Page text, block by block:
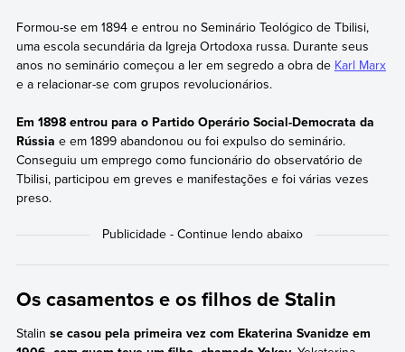
Formou-se em 1894 e entrou no Seminário Teológico de Tbilisi,
uma escola secundária da Igreja Ortodoxa russa. Durante seus
anos no seminário começou a ler em segredo a obra de Karl Marx
e a relacionar-se com grupos revolucionários.
Em 1898 entrou para o Partido Operário Social-Democrata da
Rússia e em 1899 abandonou ou foi expulso do seminário.
Conseguiu um emprego como funcionário do observatório de
Tbilisi, participou em greves e manifestações e foi várias vezes
preso.
Os casamentos e os filhos de Stalin
Stalin se casou pela primeira vez com Ekaterina Svanidze em